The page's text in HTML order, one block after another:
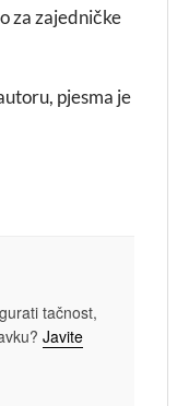
za zajedničke
pjesma je
tačnost,
Javite